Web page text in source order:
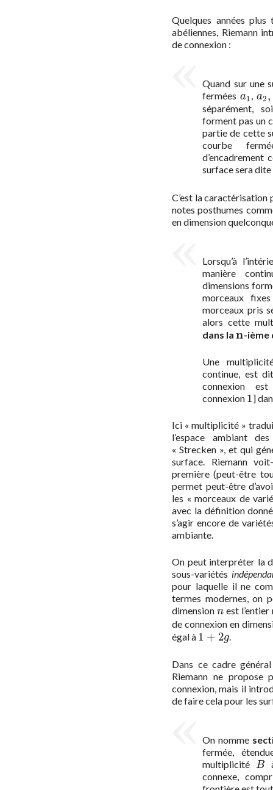
Quelques années
abéliennes, Riemann
de connexion :
Quand sur une
ferméesa1
a1 , a2,
a2,.
séparément,
forment pas un
partie de cette
courbe
d’encadrement
surface sera dite
C’est la caractérisation
notes posthumes
en dimension
Lorsqu’à
manière
dimensions
morceaux
morceaux pris
alors cette
dans lan
n -ième
Une
continue, est
connexion
connexion 1
1]
Ici « multiplicité »
l’espace ambiant
« Strecken », et qui
surface. Riemann
première (peut-être
permet peut-être
les « morceaux de
avec la définition
s’agir encore de
ambiante.
On peut interpréter la
sous-variétés
pour laquelle il ne
termes modernes, on
dimensionn
n est
de connexion en
égal à 1 + 2g
1 +2 g .
Dans ce cadre
Riemann ne propose
connexion, mais il
de faire cela pour les
On nomme
fermée,
multiplicité B
B
connexe,